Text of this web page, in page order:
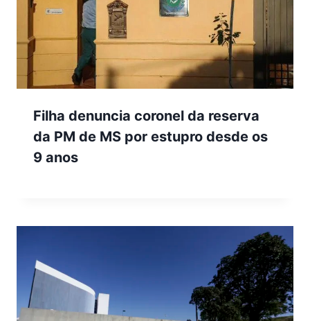
Filha denuncia coronel da reserva
da PM de MS por estupro desde os
9 anos